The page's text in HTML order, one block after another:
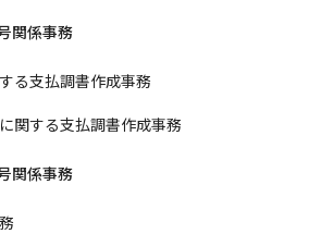
関係事務
る支払調書作成事務
関する支払調書作成事務
関係事務